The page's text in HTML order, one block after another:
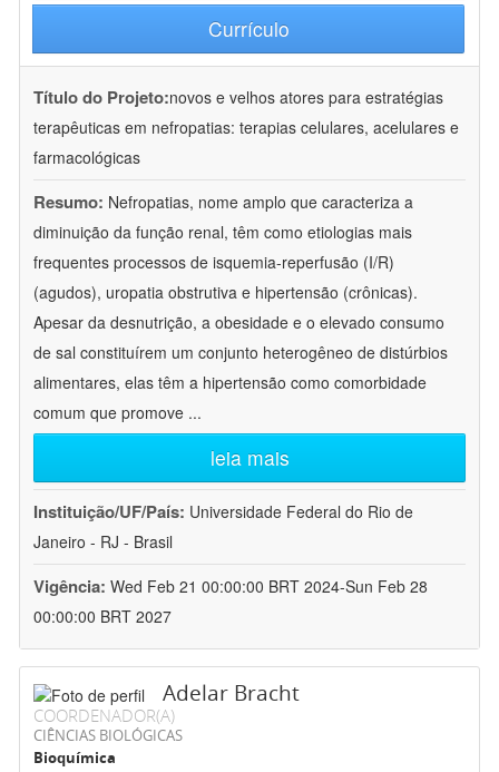
Currículo
Título do Projeto:novos e velhos atores para estratégias
terapêuticas em nefropatias: terapias celulares, acelulares e
farmacológicas
Resumo: Nefropatias, nome amplo que caracteriza a
diminuição da função renal, têm como etiologias mais
frequentes processos de isquemia-reperfusão (I/R)
(agudos), uropatia obstrutiva e hipertensão (crônicas).
Apesar da desnutrição, a obesidade e o elevado consumo
de sal constituírem um conjunto heterogêneo de distúrbios
alimentares, elas têm a hipertensão como comorbidade
comum que promove ...
leia mais
Instituição/UF/País: Universidade Federal do Rio de
Janeiro - RJ - Brasil
Vigência: Wed Feb 21 00:00:00 BRT 2024-Sun Feb 28
00:00:00 BRT 2027
Adelar Bracht
COORDENADOR(A)
CIÊNCIAS BIOLÓGICAS
Bioquímica